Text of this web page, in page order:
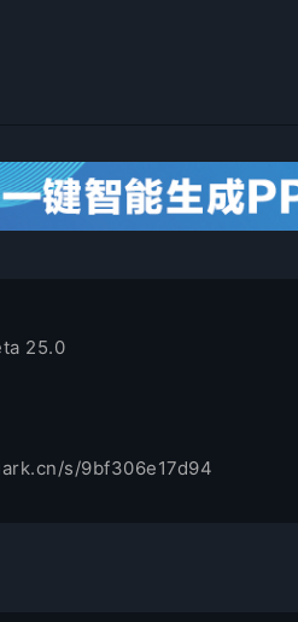
25.0
s/9bf306e17d94